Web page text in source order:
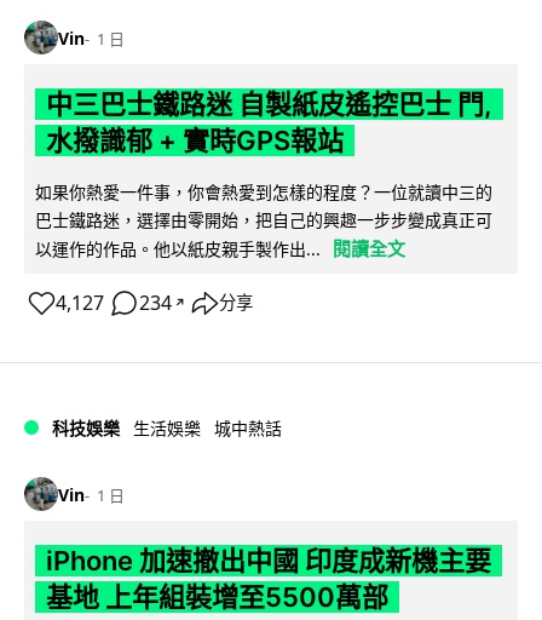
Vin 1 日
中三巴士鐵路迷 自製紙皮遙控巴士 門,
水撥識郁 + 實時GPS報站
如果你熱愛一件事，你會熱愛到怎樣的程度？一位就讀中三的
巴士鐵路迷，選擇由零開始，把自己的興趣一步步變成真正可
以運作的作品。他以紙皮親手製作出...
閱讀全文
4,127 234 ↗ 分享
科技娛樂 生活娛樂 城中熱話
Vin 1 日
iPhone 加速撤出中國 印度成新機主要
基地 上年組裝增至5500萬部